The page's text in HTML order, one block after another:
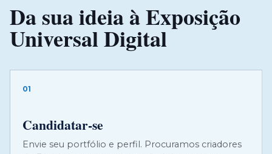
Da sua ideia à Exposição
Universal Digital
01
Candidatar-se
Envie seu portfólio e perfil. Procuramos criadores